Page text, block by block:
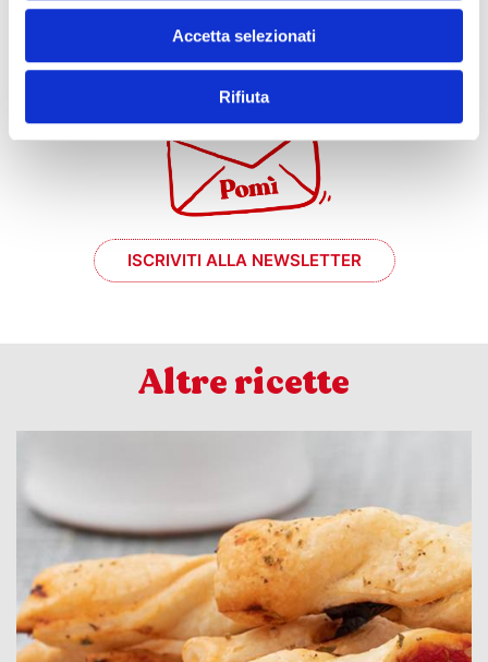
Accetta selezionati
Rifiuta
e se mi prende
il momento #chef?
ISCRIVITI ALLA NEWSLETTER
Altre ricette